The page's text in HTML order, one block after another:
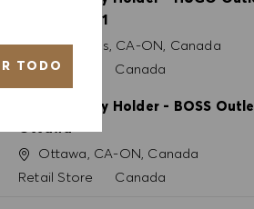
TODO
Halton Hills 1
Ubicación
Halton Hills, CA-ON, Canada
Categoría
Retail Store Canada
Full Time Key Holder - BOSS
Ubicación
Ottawa, CA-ON, Canada
Categoría
Retail Store Canada